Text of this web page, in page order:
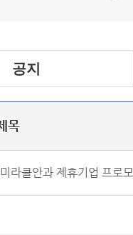
공지
목
라클안과 제휴기업 프로